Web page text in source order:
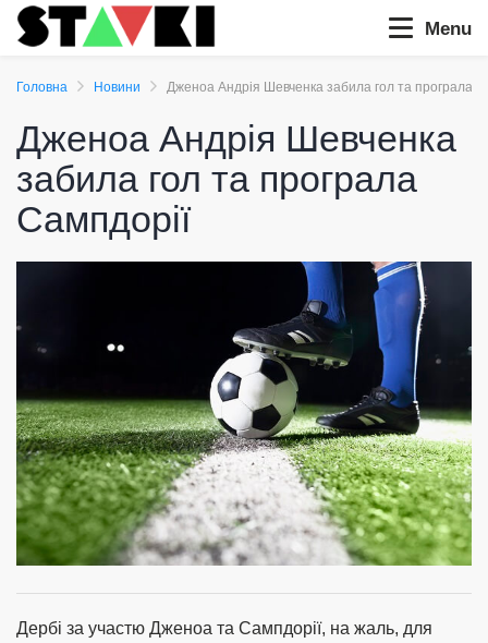
Menu
Головна Новини Дженоа Андрія Шевченка забила гол та програла
Дженоа Андрія Шевченка
забила гол та програла
Сампдорії
Дербі за участю Дженоа та Сампдорії, на жаль, для